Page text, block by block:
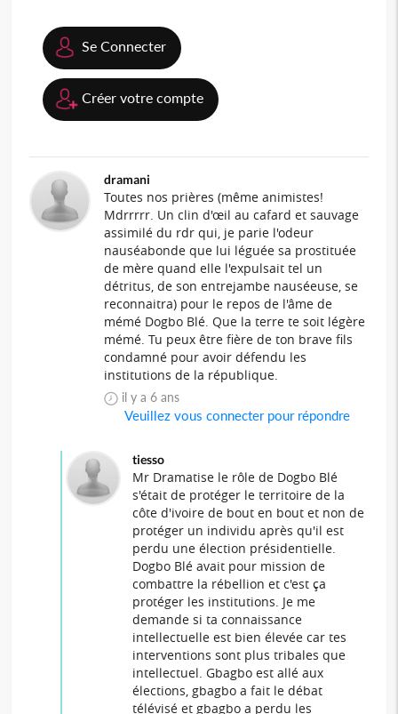
Se Connecter
Créer votre compte
dramani
Toutes nos prières (même animistes!
Mdrrrrr. Un clin d'œil au cafard et sauvage
assimilé du rdr qui, je parie l'odeur
nauséabonde que lui léguée sa prostituée
de mère quand elle l'expulsait tel un
détritus, de son entrejambe nauséeuse, se
reconnaitra) pour le repos de l'âme de
mémé Dogbo Blé. Que la terre te soit légère
mémé. Tu peux être fière de ton brave fils
condamné pour avoir défendu les
institutions de la république.
il y a 6 ans
Veuillez vous connecter pour répondre
tiesso
Mr Dramatise le rôle de Dogbo Blé
s'était de protéger le territoire de la
côte d'ivoire de bout en bout et non de
protéger un individu après qu'il est
perdu une élection présidentielle.
Dogbo Blé avait pour mission de
combattre la rébellion et c'est ça
protéger les institutions. Je me
demande si ta connaissance
intellectuelle est bien élevée car tes
interventions sont plus tribales que
intellectuel. Gbagbo est allé aux
élections, gbagbo a fait le débat
télévisé et gbagbo a perdu les